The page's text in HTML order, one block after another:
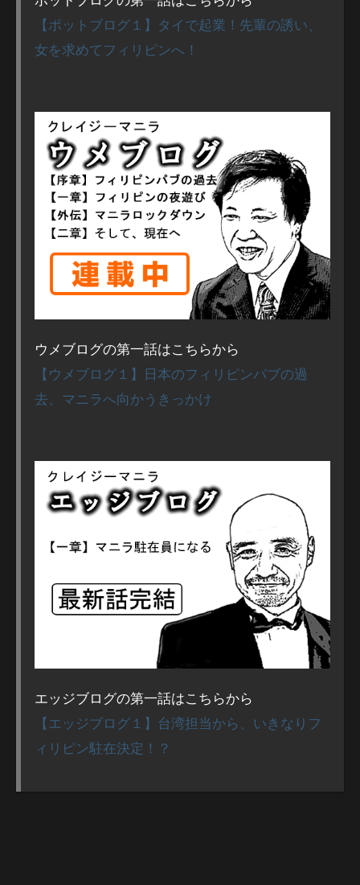
【ポットブログ１】タイで起業！先輩の誘い、
女を求めてフィリピンへ！
ウメブログの第一話はこちらから
【ウメブログ１】日本のフィリピンパブの過
去、マニラへ向かうきっかけ
エッジブログの第一話はこちらから
【エッジブログ１】台湾担当から、いきなりフ
ィリピン駐在決定！？